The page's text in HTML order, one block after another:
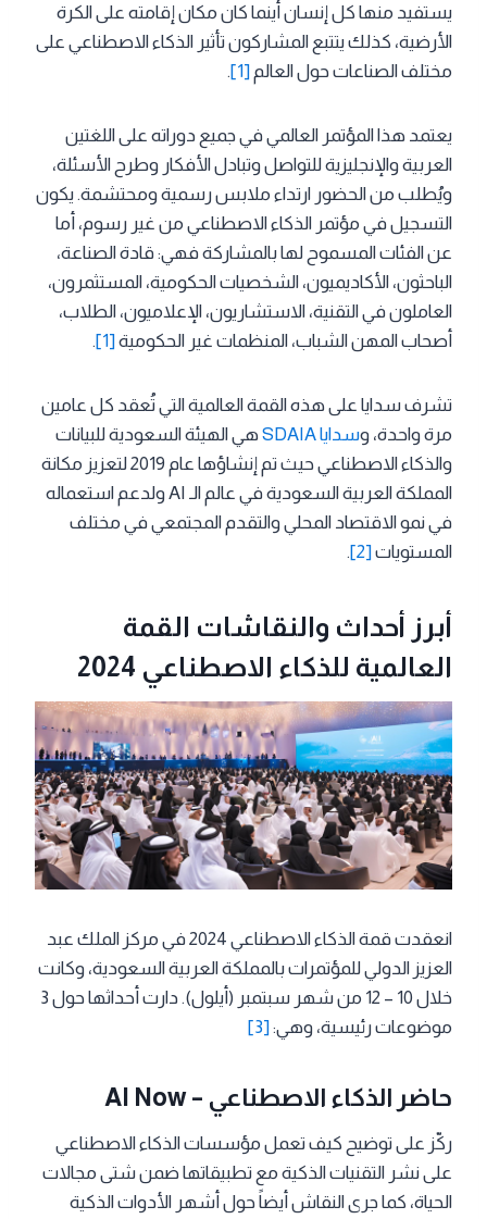
يستفيد منها كل إنسان أينما كان مكان إقامته على الكرة
الأرضية، كذلك يتتبع المشاركون تأثير الذكاء الاصطناعي على
مختلف الصناعات حول العالم [1]
.
يعتمد هذا المؤتمر العالمي في جميع دوراته على اللغتين
العربية والإنجليزية للتواصل وتبادل الأفكار وطرح الأسئلة،
ويُطلب من الحضور ارتداء ملابس رسمية ومحتشمة. يكون
التسجيل في مؤتمر الذكاء الاصطناعي من غير رسوم، أما
عن الفئات المسموح لها بالمشاركة فهي: قادة الصناعة،
الباحثون، الأكاديميون، الشخصيات الحكومية، المستثمرون،
العاملون في التقنية، الاستشاريون، الإعلاميون، الطلاب،
أصحاب المهن الشباب، المنظمات غير الحكومية[1]
.
تشرف سدايا على هذه القمة العالمية التي تُعقد كل عامين
مرة واحدة، وسدايا SDAIA
هي الهيئة السعودية للبيانات
والذكاء الاصطناعي حيث تم إنشاؤها عام 2019 لتعزيز مكانة
المملكة العربية السعودية في عالم الـ AI ولدعم استعماله
في نمو الاقتصاد المحلي والتقدم المجتمعي في مختلف
المستويات[2]
.
أبرز أحداث والنقاشات القمة
العالمية للذكاء الاصطناعي 2024
انعقدت قمة الذكاء الاصطناعي 2024 في مركز الملك عبد
العزيز الدولي للمؤتمرات بالمملكة العربية السعودية​، وكانت
خلال 10 – 12 من شهر سبتمبر (أيلول). دارت أحداثها حول 3
موضوعات رئيسية، وهي:[3]
حاضر الذكاء الاصطناعي – AI Now
ركّز على توضيح كيف تعمل مؤسسات الذكاء الاصطناعي
على نشر التقنيات الذكية مع تطبيقاتها ضمن شتى مجالات
الحياة، كما جرى النقاش أيضاً حول أشهر الأدوات الذكية